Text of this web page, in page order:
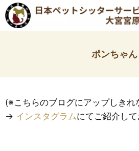
ポンちゃん
(※こちらのブログにアップしきれ
→ インスタグラムにてご紹介して